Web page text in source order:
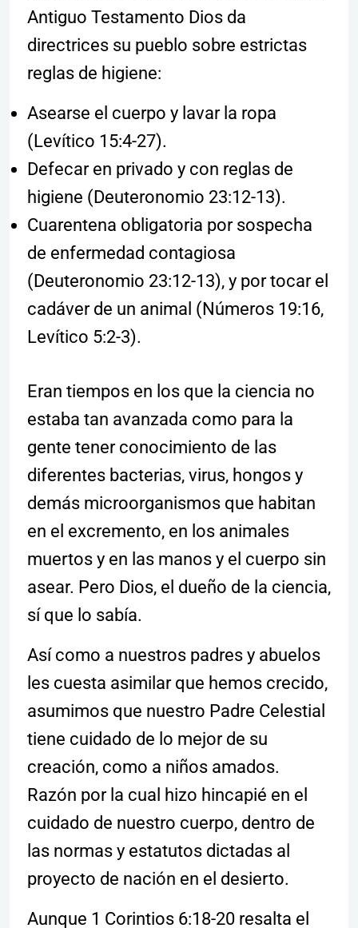
Antiguo Testamento Dios da
directrices su pueblo sobre estrictas
reglas de higiene:
Asearse el cuerpo y lavar la ropa
(Levítico 15:4-27).
Defecar en privado y con reglas de
higiene (Deuteronomio 23:12-13).
Cuarentena obligatoria por sospecha
de enfermedad contagiosa
(Deuteronomio 23:12-13), y por tocar el
cadáver de un animal (Números 19:16,
Levítico 5:2-3).
Eran tiempos en los que la ciencia no
estaba tan avanzada como para la
gente tener conocimiento de las
diferentes bacterias, virus, hongos y
demás microorganismos que habitan
en el excremento, en los animales
muertos y en las manos y el cuerpo sin
asear. Pero Dios, el dueño de la ciencia,
sí que lo sabía.
Así como a nuestros padres y abuelos
les cuesta asimilar que hemos crecido,
asumimos que nuestro Padre Celestial
tiene cuidado de lo mejor de su
creación, como a niños amados.
Razón por la cual hizo hincapié en el
cuidado de nuestro cuerpo, dentro de
las normas y estatutos dictadas al
proyecto de nación en el desierto.
Aunque 1 Corintios 6:18-20 resalta el